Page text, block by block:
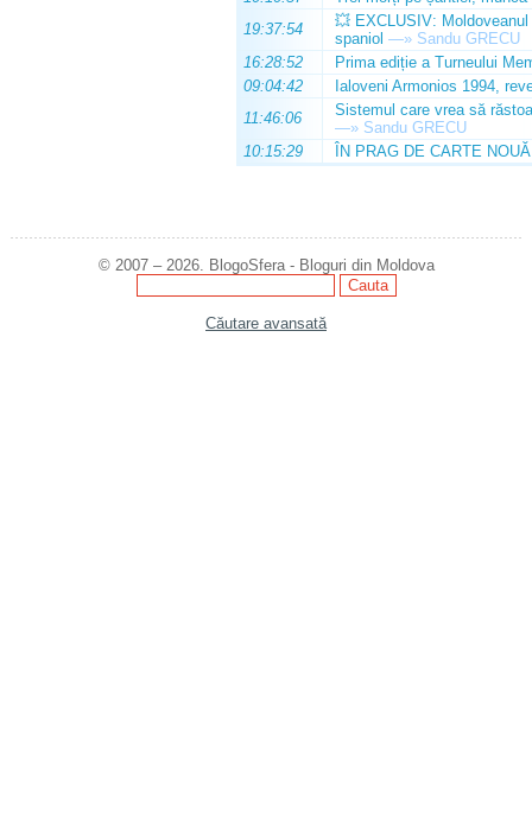
19:37:54
💥 EXCLUSIV:
spaniol —» Sandu GRECU
16:28:52
Prima ediție a Turneului
09:04:42
Ialoveni Armonios 1994,
11:46:06
Sistemul care vrea să
—» Sandu GRECU
10:15:29
ÎN PRAG DE CARTE NOUĂ
© 2007 – 2026. BlogoSfera - Bloguri din Moldova
Căutare avansată